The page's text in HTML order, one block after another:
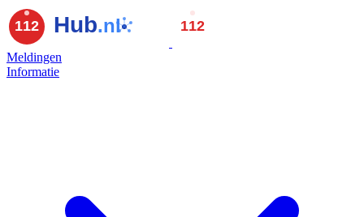
Meldingen
Informatie